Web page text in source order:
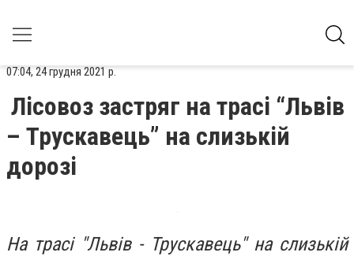
07:04, 24 грудня 2021 р.
Лісовоз застряг на трасі “Львів
– Трускавець” на слизькій
дорозі
На трасі "Львів - Трускавець" на слизькій